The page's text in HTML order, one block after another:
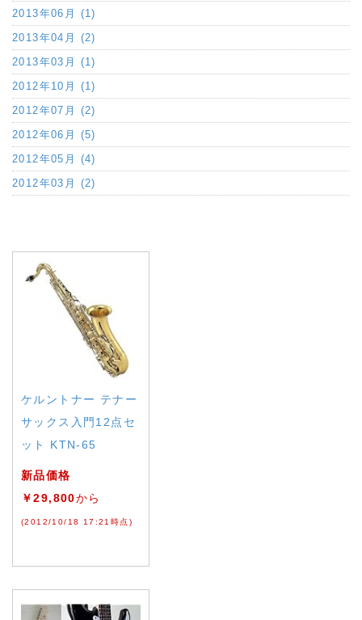
2013年06月 (1)
2013年04月 (2)
2013年03月 (1)
2012年10月 (1)
2012年07月 (2)
2012年06月 (5)
2012年05月 (4)
2012年03月 (2)
ケルントナー テナー
サックス入門12点セ
ット KTN-65
新品価格
￥29,800から
(2012/10/18 17:21時点)